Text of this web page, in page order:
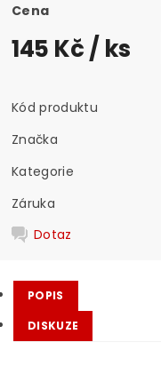
Cena
145 Kč/ ks
Kód produktu
Značka
Kategorie
Záruka
Dotaz
POPIS
DISKUZE